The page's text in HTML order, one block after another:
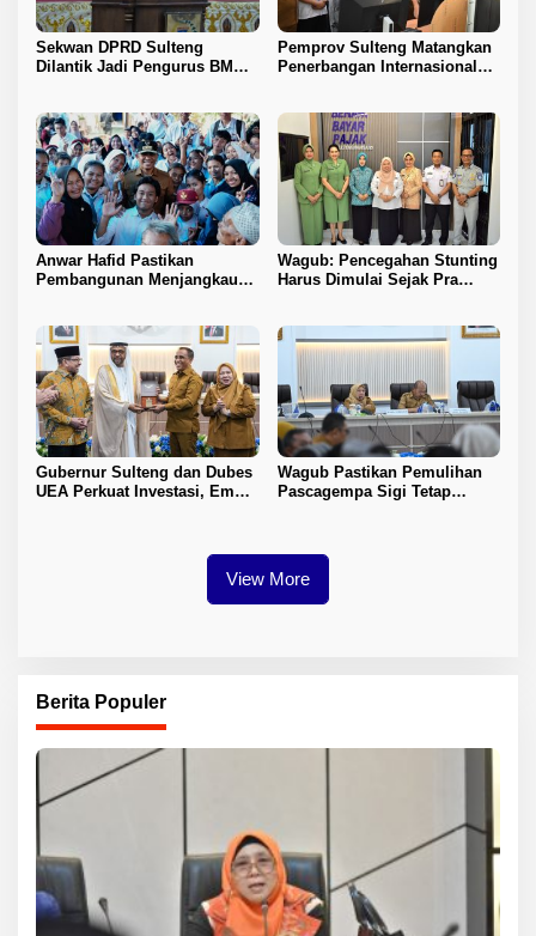
Sekwan DPRD Sulteng
Dilantik Jadi Pengurus BMA
Pemprov Sulteng Matangkan
Penerbangan Internasional
Anwar Hafid Pastikan
Pembangunan Menjangkau
Wagub: Pencegahan Stunting
Harus Dimulai Sejak Pra
Gubernur Sulteng dan Dubes
UEA Perkuat Investasi, Empat
Wagub Pastikan Pemulihan
Pascagempa Sigi Tetap
View More
Berita Populer